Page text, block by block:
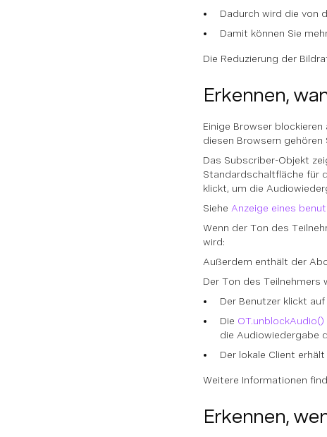
Dadurch wird die von
Damit können Sie
Die Reduzierung der
Erkennen,
Einige Browser
diesen Browsern gehören
Das Subscriber-Objekt
Standardschaltfläche für
klickt, um die
Siehe Anzeige eines
Wenn der Ton des
wird:
Außerdem enthält der
Der Ton des Teilnehmers
Der Benutzer klickt
Die OT.unblockAudio()
die Audiowiedergabe
Der lokale Client
Weitere Informationen
Erkennen,